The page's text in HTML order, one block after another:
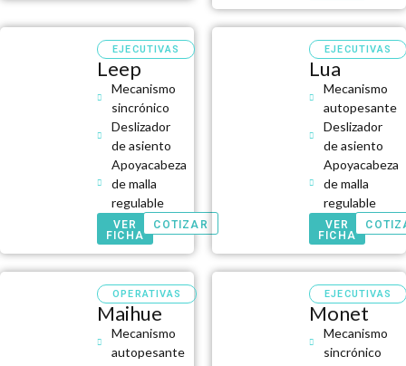
EJECUTIVAS
Leep
Mecanismo
sincrónico
Deslizador
de asiento
Apoyacabeza
de malla
regulable
VER
FICHA
COTIZAR
EJECUTIVAS
Lua
Mecanismo
autopesante
Deslizador
de asiento
Apoyacabeza
de malla
regulable
VER
FICHA
OPERATIVAS
Maihue
Mecanismo
autopesante
EJECUTIVAS
Monet
Mecanismo
sincrónico